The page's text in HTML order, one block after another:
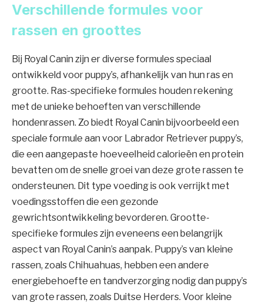
Verschillende formules voor
rassen en groottes
Bij Royal Canin zijn er diverse formules speciaal
ontwikkeld voor puppy’s, afhankelijk van hun ras en
grootte. Ras-specifieke formules houden rekening
met de unieke behoeften van verschillende
hondenrassen. Zo biedt Royal Canin bijvoorbeeld een
speciale formule aan voor Labrador Retriever puppy’s,
die een aangepaste hoeveelheid calorieën en protein
bevatten om de snelle groei van deze grote rassen te
ondersteunen. Dit type voeding is ook verrijkt met
voedingsstoffen die een gezonde
gewrichtsontwikkeling bevorderen. Grootte-
specifieke formules zijn eveneens een belangrijk
aspect van Royal Canin’s aanpak. Puppy’s van kleine
rassen, zoals Chihuahuas, hebben een andere
energiebehoefte en tandverzorging nodig dan puppy’s
van grote rassen, zoals Duitse Herders. Voor kleine